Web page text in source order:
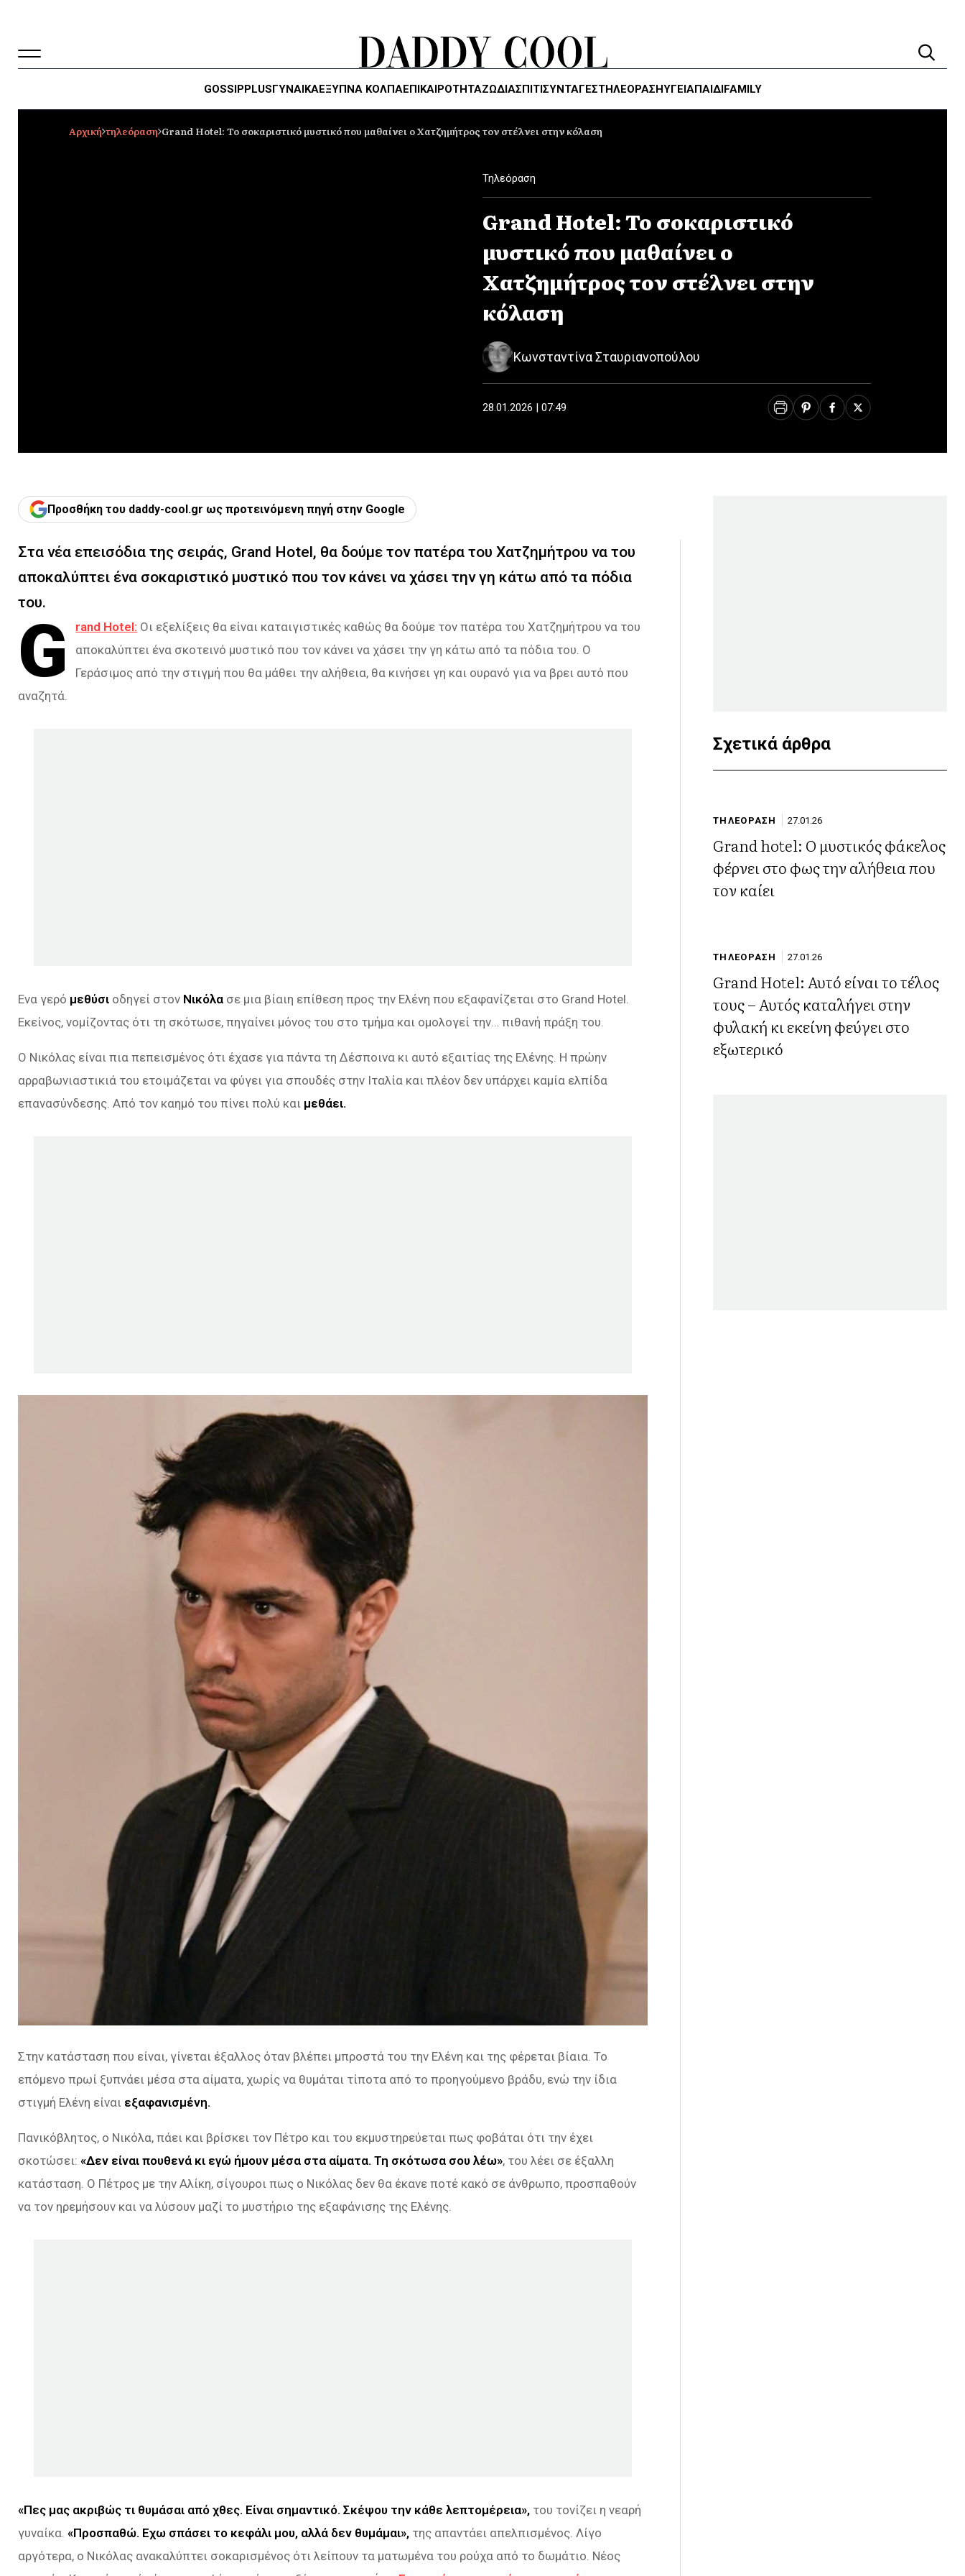
GOSSIPPLUSΓΥΝΑΙΚΑΈΞΥΠΝΑ ΚΌΛΠΑΕΠΙΚΑΙΡΟΤΗΤΑΖΏΔΙΑΣΠΙΤΙΣΥΝΤΑΓΕΣΤΗΛΕΌΡΑΣΗΥΓΕΊΑΠΑΙΔΙFAMILY
Αρχική τηλεόραση Grand Hotel: Το σοκαριστικό μυστικό που μαθαίνει ο Χατζημήτρος τον στέλνει στην κόλαση
Τηλεόραση
Grand Hotel: Το σοκαριστικό
μυστικό που μαθαίνει ο
Χατζημήτρος τον στέλνει στην
κόλαση
Κωνσταντίνα Σταυριανοπούλου
28.01.2026 | 07:49
Προσθήκη του daddy-cool.gr ως προτεινόμενη πηγή στην Google
Στα νέα επεισόδια της σειράς, Grand Hotel, θα δούμε τον πατέρα του Χατζημήτρου να του
αποκαλύπτει ένα σοκαριστικό μυστικό που τον κάνει να χάσει την γη κάτω από τα πόδια
του.
G rand Hotel: Οι εξελίξεις θα είναι καταιγιστικές καθώς θα δούμε τον πατέρα του Χατζημήτρου να του
αποκαλύπτει ένα σκοτεινό μυστικό που τον κάνει να χάσει την γη κάτω από τα πόδια του. Ο
Γεράσιμος από την στιγμή που θα μάθει την αλήθεια, θα κινήσει γη και ουρανό για να βρει αυτό που
αναζητά.
Ενα γερό μεθύσι οδηγεί στον Νικόλα σε μια βίαιη επίθεση προς την Ελένη που εξαφανίζεται στο Grand Hotel.
Εκείνος, νομίζοντας ότι τη σκότωσε, πηγαίνει μόνος του στο τμήμα και ομολογεί την… πιθανή πράξη του.
Ο Νικόλας είναι πια πεπεισμένος ότι έχασε για πάντα τη Δέσποινα κι αυτό εξαιτίας της Ελένης. Η πρώην
αρραβωνιαστικιά του ετοιμάζεται να φύγει για σπουδές στην Ιταλία και πλέον δεν υπάρχει καμία ελπίδα
επανασύνδεσης. Από τον καημό του πίνει πολύ και μεθάει.
Στην κατάσταση που είναι, γίνεται έξαλλος όταν βλέπει μπροστά του την Ελένη και της φέρεται βίαια. Το
επόμενο πρωί ξυπνάει μέσα στα αίματα, χωρίς να θυμάται τίποτα από το προηγούμενο βράδυ, ενώ την ίδια
στιγμή Ελένη είναι εξαφανισμένη.
Πανικόβλητος, ο Νικόλα, πάει και βρίσκει τον Πέτρο και του εκμυστηρεύεται πως φοβάται ότι την έχει
σκοτώσει: «Δεν είναι πουθενά κι εγώ ήμουν μέσα στα αίματα. Τη σκότωσα σου λέω», του λέει σε έξαλλη
κατάσταση. Ο Πέτρος με την Αλίκη, σίγουροι πως ο Νικόλας δεν θα έκανε ποτέ κακό σε άνθρωπο, προσπαθούν
να τον ηρεμήσουν και να λύσουν μαζί το μυστήριο της εξαφάνισης της Ελένης.
«Πες μας ακριβώς τι θυμάσαι από χθες. Είναι σημαντικό. Σκέψου την κάθε λεπτομέρεια», του τονίζει η νεαρή
γυναίκα. «Προσπαθώ. Εχω σπάσει το κεφάλι μου, αλλά δεν θυμάμαι», της απαντάει απελπισμένος. Λίγο
αργότερα, ο Νικόλας ανακαλύπτει σοκαρισμένος ότι λείπουν τα ματωμένα του ρούχα από το δωμάτιο. Νέος
Σχετικά άρθρα
ΤΗΛΕΟΡΑΣΗ 27.01.26
Grand hotel: Ο μυστικός φάκελος
φέρνει στο φως την αλήθεια που
τον καίει
ΤΗΛΕΟΡΑΣΗ 27.01.26
Grand Hotel: Αυτό είναι το τέλος
τους – Αυτός καταλήγει στην
φυλακή κι εκείνη φεύγει στο
εξωτερικό